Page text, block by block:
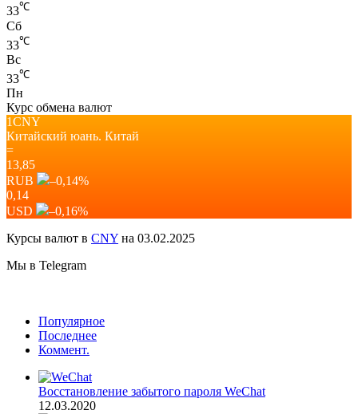
33℃
Сб
33℃
Вс
33℃
Пн
Курс обмена валют
1CNY
Китайский юань. Китай
=
13,85
RUB
–0,14%
0,14
USD
–0,16%
Курсы валют в CNY на 03.02.2025
Мы в Telegram
Популярное
Последнее
Коммент.
Восстановление забытого пароля WeChat
12.03.2020